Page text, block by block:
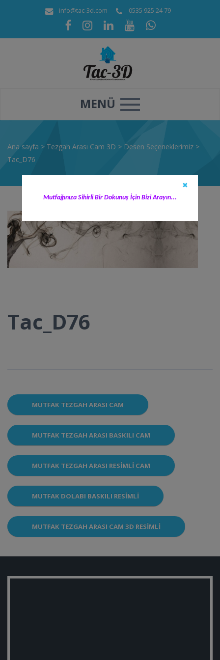
info@tac-3d.com 0535 925 24 79
MENÜ
Ana sayfa > Tezgah Arası Cam 3D > Desen Seçeneklerimiz >
Tac_D76
Tac_D76
MUTFAK TEZGAH ARASI CAM
MUTFAK TEZGAH ARASI BASKILI CAM
MUTFAK TEZGAH ARASI RESIMLI CAM
MUTFAK DOLABI BASKILI RESIMLI
MUTFAK TEZGAH ARASI CAM 3D RESIMLI
Mutfağınıza Sihirli Bir Dokunuş İçin Bizi Arayın...
✖